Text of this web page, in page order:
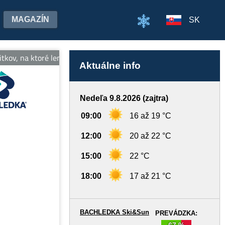
MAGAZÍN SK
na ktoré len tak nezabudnete! Tešíme sa na stretnutie! Viac
Aktuálne info
Nedeľa 9.8.2026 (zajtra)
09:00 16 až 19 °C
12:00 20 až 22 °C
15:00 22 °C
18:00 17 až 21 °C
PREVÁDZKA:
BACHLEDKA Ski&Sun